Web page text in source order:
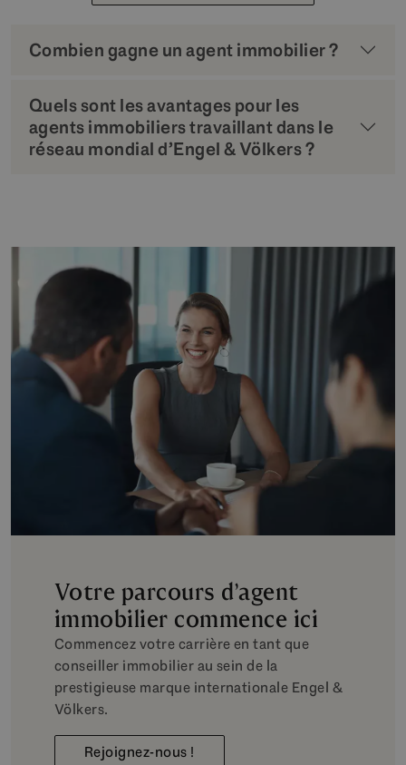
Combien gagne un agent immobilier ?
Quels sont les avantages pour les
agents immobiliers travaillant dans le
réseau mondial d’Engel & Völkers ?
Votre parcours d’agent
immobilier commence ici
Commencez votre carrière en tant que
conseiller immobilier au sein de la
prestigieuse marque internationale Engel &
Völkers.
Rejoignez-nous !